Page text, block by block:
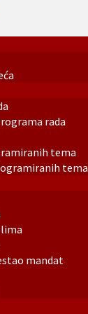
rada
tema
tema
mandat